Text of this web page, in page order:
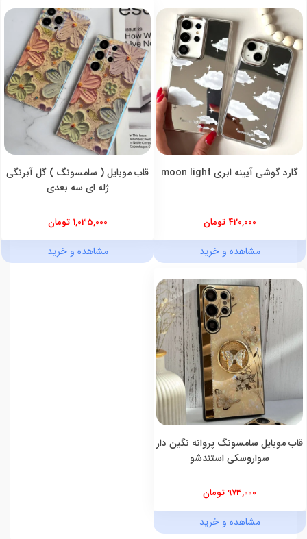
گارد گوشی آیینه ابری moon light
420,000 تومان
مشاهده و خرید
قاب موبایل ( سامسونگ ) گل آبرنگی
ژله ای سه بعدی
1,035,000 تومان
مشاهده و خرید
قاب موبایل سامسونگ پروانه نگین دار
سواروسکی استندشو
973,000 تومان
مشاهده و خرید